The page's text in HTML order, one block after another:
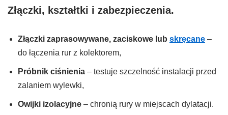
Złączki, kształtki i zabezpieczenia.
Złączki zaprasowywane, zaciskowe lub skręcane –
do łączenia rur z kolektorem,
Próbnik ciśnienia – testuje szczelność instalacji przed
zalaniem wylewki,
Owijki izolacyjne – chronią rury w miejscach dylatacji.